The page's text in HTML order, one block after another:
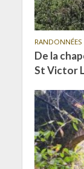
RANDONNÉES
De la
St Victor